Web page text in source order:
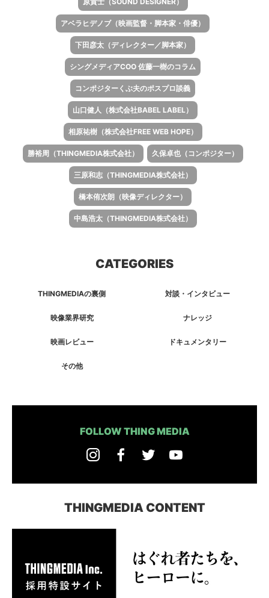
アベラヒデノブ（映画監督・脚本家・俳優）
下田彦太（ディレクター／脚本家）
シングメディアCOO 佐藤一樹のコラム
コンポジターくぶ夫のポスプロ談義
山口健人（株式会社BABEL LABEL）
相原祐樹（株式会社FREE WEB HOPE）
勝裕周（THINGMEDIA株式会社） 久保卓也（コンポジター）
三原和志（THINGMEDIA株式会社）
橋本侑次朗（映像ディレクター）
中島浩太（THINGMEDIA株式会社）
CATEGORIES
THINGMEDIAの裏側 対談・インタビュー
映像業界研究 ナレッジ
映画レビュー ドキュメンタリー
その他
FOLLOW THING MEDIA
THINGMEDIA CONTENT